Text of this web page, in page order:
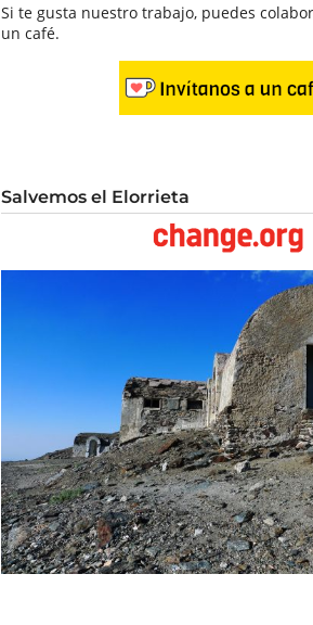
Si te gusta nuestro trabajo, puedes
un café.
Salvemos el Elorrieta